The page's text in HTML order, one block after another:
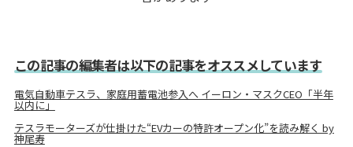
この記事の編集者は以下の記事をオススメしています
電気自動車テスラ、家庭用蓄電池参入へ イーロン・マスクCEO「半年
以内に」
テスラモーターズが仕掛けた“EVカーの特許オープン化”を読み解く by
神尾寿